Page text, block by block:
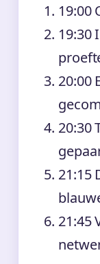
19:00
19:30
20:00
20:30
21:15
21:45